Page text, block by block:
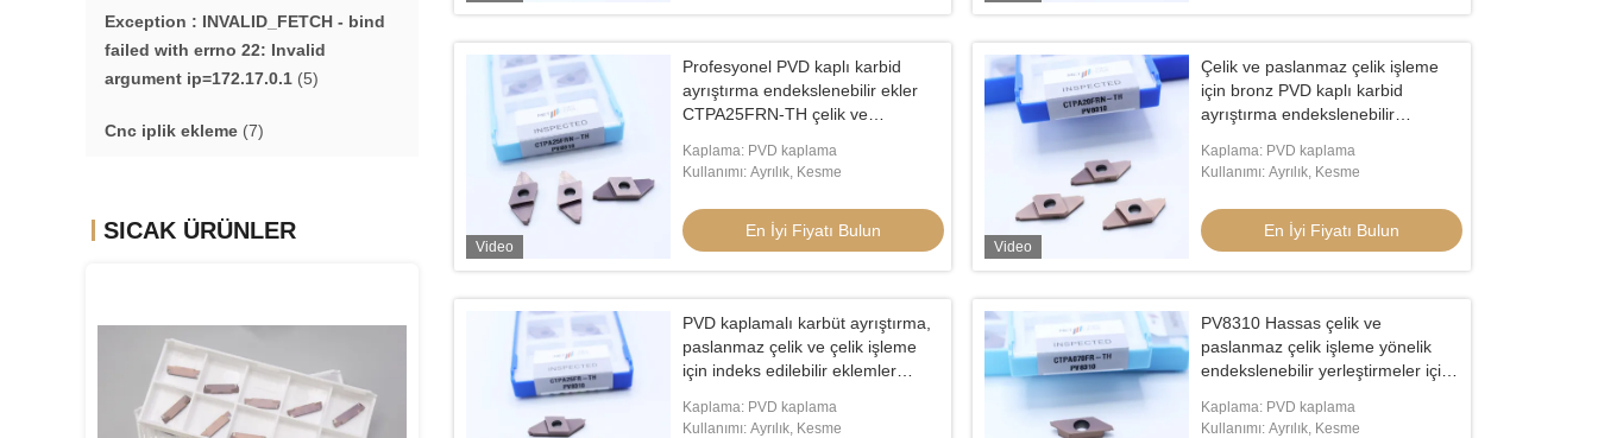
Exception : INVALID_FETCH - bind
failed with errno 22: Invalid
argument ip=172.17.0.1 (5)
Cnc iplik ekleme (7)
SICAK ÜRÜNLER
Video
Profesyonel PVD kaplı karbid
ayrıştırma endekslenebilir ekler
CTPA25FRN-TH çelik ve
Kaplama: PVD kaplama
Kullanımı: Ayrılık, Kesme
En İyi Fiyatı Bulun
Video
Çelik ve paslanmaz çelik işleme
için bronz PVD kaplı karbid
ayrıştırma endekslenebilir
TH
Kaplama: PVD kaplama
Kullanımı: Ayrılık, Kesme
En İyi Fiyatı Bulun
PVD kaplamalı karbüt ayrıştırma,
paslanmaz çelik ve çelik işleme
için indeks edilebilir eklemler
Kaplama: PVD kaplama
Kullanımı: Ayrılık, Kesme
PV8310 Hassas çelik ve
paslanmaz çelik işleme yönelik
endekslenebilir yerleştirmeler için
CTPA070FR-TH
Kaplama: PVD kaplama
Kullanımı: Ayrılık, Kesme